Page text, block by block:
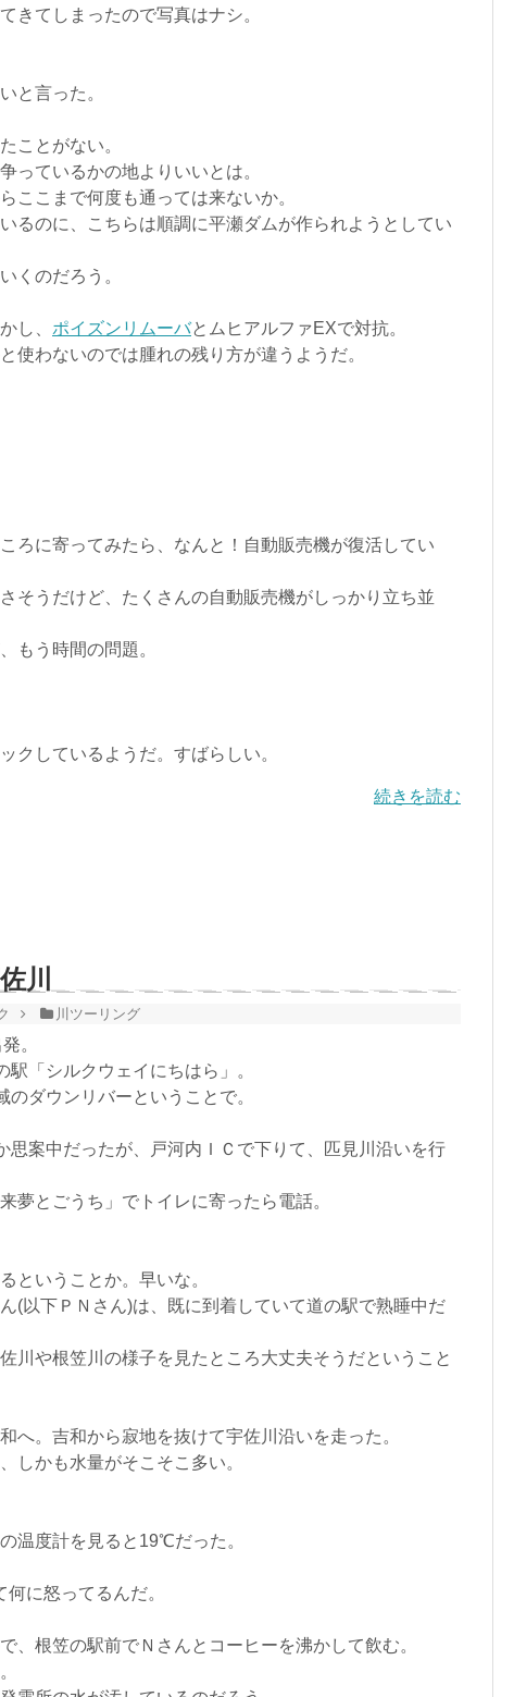
きてしまったので写真はナシ。
と言った。
ことがない。
っているかの地よりいいとは。
ここまで何度も通っては来ないか。
るのに、こちらは順調に平瀬ダムが作られようとしてい
くのだろう。
し、 ポイズンリムーバとムヒアルファEXで対抗。
使わないのでは腫れの残り方が違うようだ。
ろに寄ってみたら、なんと！自動販売機が復活してい
そうだけど、たくさんの自動販売機がしっかり立ち並
もう時間の問題。
クしているようだ。すばらしい。
続きを読む
川
川ツーリング
。
駅「シルクウェイにちはら」。
のダウンリバーということで。
思案中だったが、戸河内ＩＣで下りて、匹見川沿いを行
夢とごうち」でトイレに寄ったら電話。
ということか。早いな。
(以下ＰＮさん)は、既に到着していて道の駅で熟睡中だ
川や根笠川の様子を見たところ大丈夫そうだということ
へ。吉和から寂地を抜けて宇佐川沿いを走った。
しかも水量がそこそこ多い。
温度計を見ると19℃だった。
に怒ってるんだ。
、根笠の駅前でＮさんとコーヒーを沸かして飲む。